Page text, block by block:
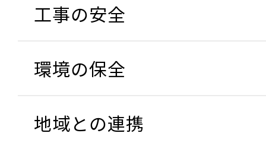
工事の安全
環境の保全
地域との連携